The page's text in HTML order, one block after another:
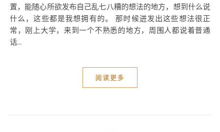
置，能随心所欲发布自己乱七八糟的想法的地方，想到什么说
什么，这些都是我想拥有的。 那时候迸发出这些想法很正
常，刚上大学，来到一个不熟悉的地方，周围人都说着普通
话...
阅读更多